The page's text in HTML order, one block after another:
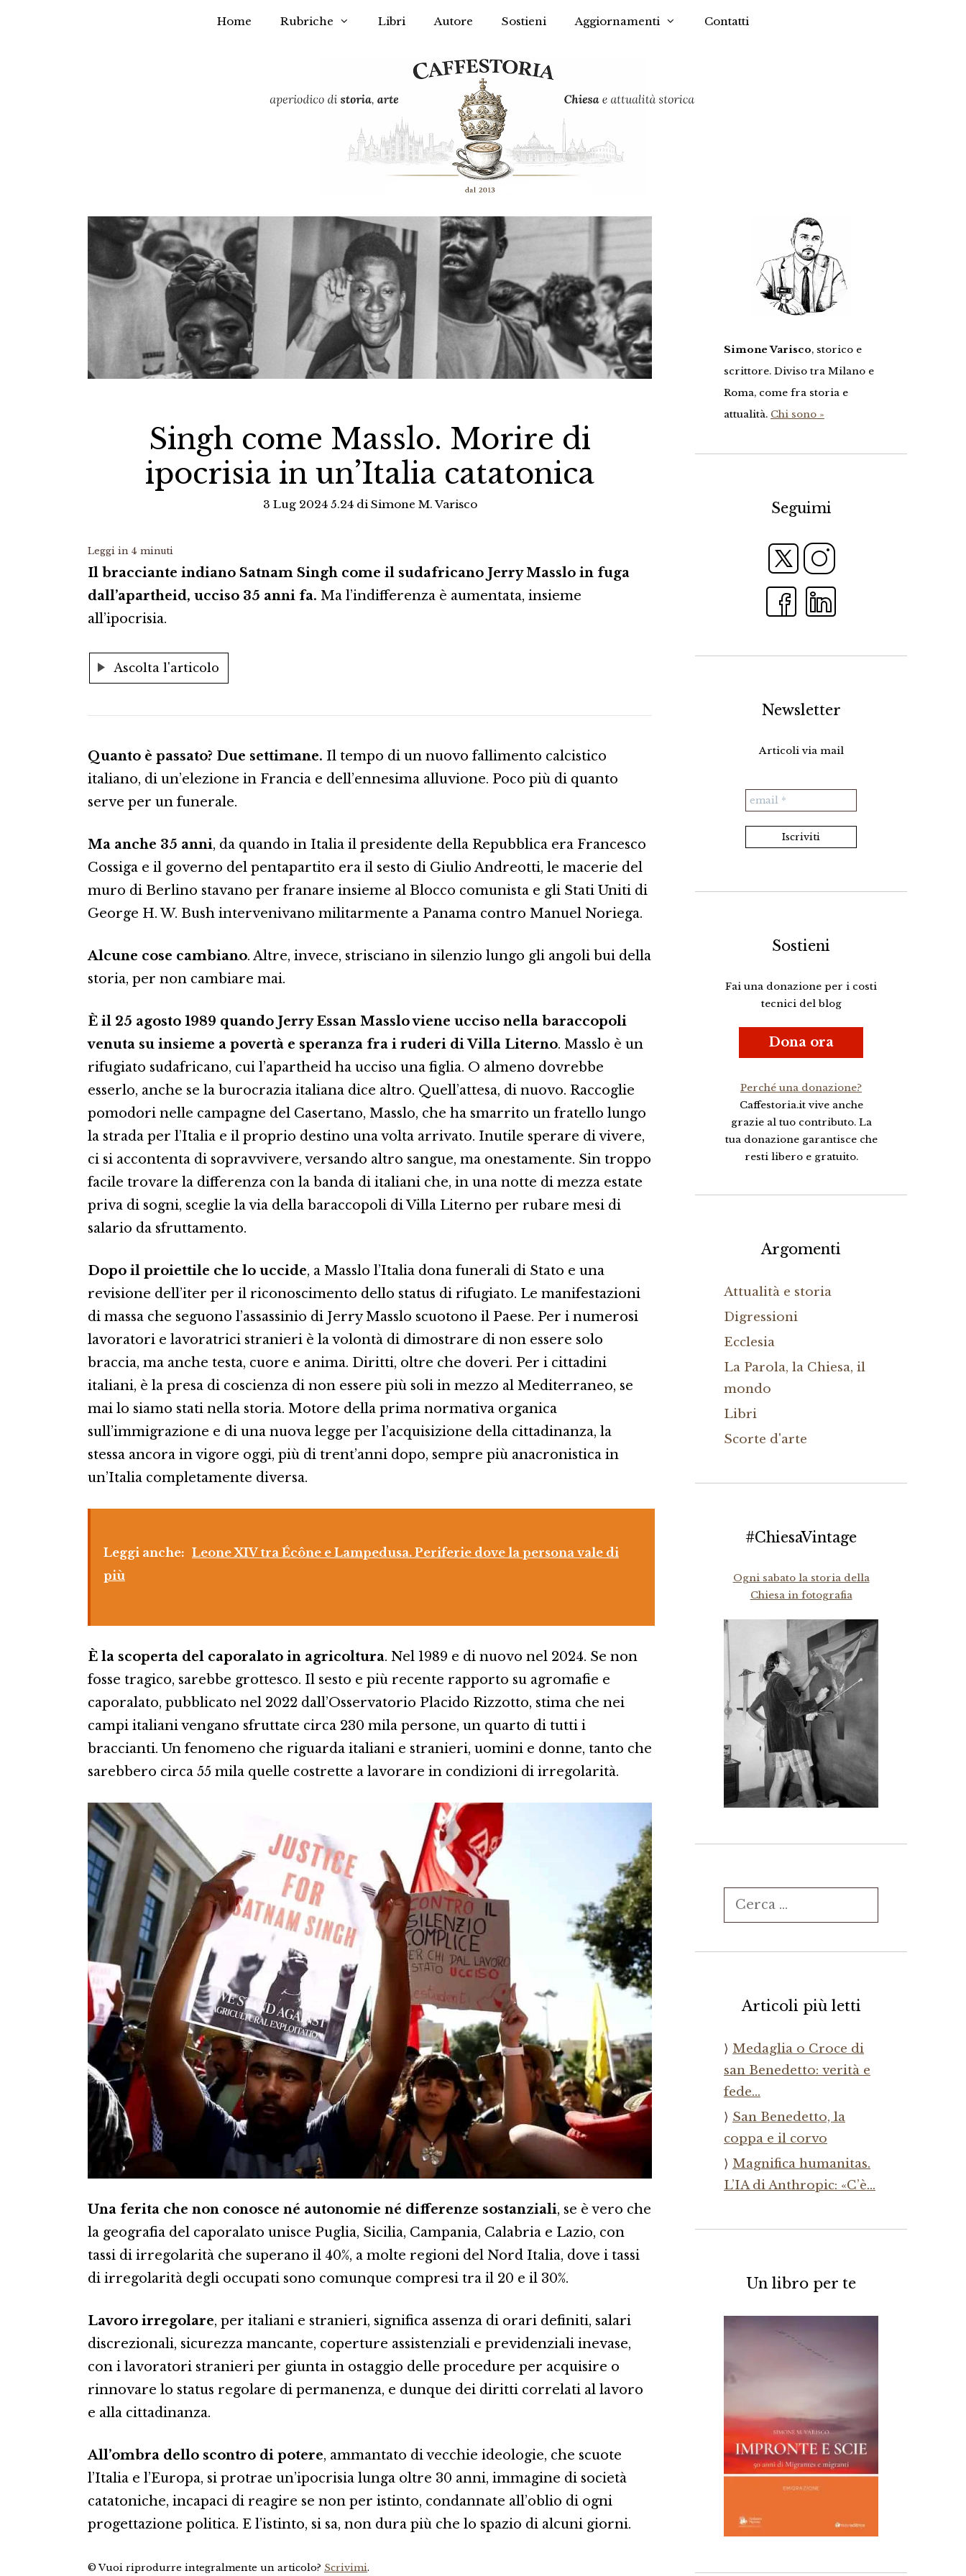
Home Rubriche Libri Autore Sostieni Aggiornamenti Contatti
Singh come Masslo. Morire di
ipocrisia in un’Italia catatonica
3 Lug 2024 5.24 diSimone M. Varisco
Leggi in 4 minuti
Il bracciante indiano Satnam Singh come il sudafricano Jerry Masslo in fuga
dall’apartheid, ucciso 35 anni fa. Ma l’indifferenza è aumentata, insieme
all’ipocrisia.
Ascolta l'articolo
Quanto è passato? Due settimane. Il tempo di un nuovo fallimento calcistico
italiano, di un’elezione in Francia e dell’ennesima alluvione. Poco più di quanto
serve per un funerale.
Ma anche 35 anni, da quando in Italia il presidente della Repubblica era Francesco
Cossiga e il governo del pentapartito era il sesto di Giulio Andreotti, le macerie del
muro di Berlino stavano per franare insieme al Blocco comunista e gli Stati Uniti di
George H. W. Bush intervenivano militarmente a Panama contro Manuel Noriega.
Alcune cose cambiano. Altre, invece, strisciano in silenzio lungo gli angoli bui della
storia, per non cambiare mai.
È il 25 agosto 1989 quando Jerry Essan Masslo viene ucciso nella baraccopoli
venuta su insieme a povertà e speranza fra i ruderi di Villa Literno. Masslo è un
rifugiato sudafricano, cui l’apartheid ha ucciso una figlia. O almeno dovrebbe
esserlo, anche se la burocrazia italiana dice altro. Quell’attesa, di nuovo. Raccoglie
pomodori nelle campagne del Casertano, Masslo, che ha smarrito un fratello lungo
la strada per l’Italia e il proprio destino una volta arrivato. Inutile sperare di vivere,
ci si accontenta di sopravvivere, versando altro sangue, ma onestamente. Sin troppo
facile trovare la differenza con la banda di italiani che, in una notte di mezza estate
priva di sogni, sceglie la via della baraccopoli di Villa Literno per rubare mesi di
salario da sfruttamento.
Dopo il proiettile che lo uccide, a Masslo l’Italia dona funerali di Stato e una
revisione dell’iter per il riconoscimento dello status di rifugiato. Le manifestazioni
di massa che seguono l’assassinio di Jerry Masslo scuotono il Paese. Per i numerosi
lavoratori e lavoratrici stranieri è la volontà di dimostrare di non essere solo
braccia, ma anche testa, cuore e anima. Diritti, oltre che doveri. Per i cittadini
italiani, è la presa di coscienza di non essere più soli in mezzo al Mediterraneo, se
mai lo siamo stati nella storia. Motore della prima normativa organica
sull’immigrazione e di una nuova legge per l’acquisizione della cittadinanza, la
stessa ancora in vigore oggi, più di trent’anni dopo, sempre più anacronistica in
un’Italia completamente diversa.
Leggi anche: Leone XIV tra Écône e Lampedusa. Periferie dove la persona vale di
più
È la scoperta del caporalato in agricoltura. Nel 1989 e di nuovo nel 2024. Se non
fosse tragico, sarebbe grottesco. Il sesto e più recente rapporto su agromafie e
caporalato, pubblicato nel 2022 dall’Osservatorio Placido Rizzotto, stima che nei
campi italiani vengano sfruttate circa 230 mila persone, un quarto di tutti i
braccianti. Un fenomeno che riguarda italiani e stranieri, uomini e donne, tanto che
sarebbero circa 55 mila quelle costrette a lavorare in condizioni di irregolarità.
Una ferita che non conosce né autonomie né differenze sostanziali, se è vero che
la geografia del caporalato unisce Puglia, Sicilia, Campania, Calabria e Lazio, con
tassi di irregolarità che superano il 40%, a molte regioni del Nord Italia, dove i tassi
di irregolarità degli occupati sono comunque compresi tra il 20 e il 30%.
Lavoro irregolare, per italiani e stranieri, significa assenza di orari definiti, salari
discrezionali, sicurezza mancante, coperture assistenziali e previdenziali inevase,
con i lavoratori stranieri per giunta in ostaggio delle procedure per acquisire o
rinnovare lo status regolare di permanenza, e dunque dei diritti correlati al lavoro
e alla cittadinanza.
All’ombra dello scontro di potere, ammantato di vecchie ideologie, che scuote
l’Italia e l’Europa, si protrae un’ipocrisia lunga oltre 30 anni, immagine di società
catatoniche, incapaci di reagire se non per istinto, condannate all’oblio di ogni
progettazione politica. E l’istinto, si sa, non dura più che lo spazio di alcuni giorni.
© Vuoi riprodurre integralmente un articolo? Scrivimi.
Simone Varisco, storico e
scrittore. Diviso tra Milano e
Roma, come fra storia e
attualità. Chi sono »
Seguimi
Newsletter
Articoli via mail
Sostieni
Fai una donazione per i costi
tecnici del blog
Dona ora
Perché una donazione?
Caffestoria.it vive anche
grazie al tuo contributo. La
tua donazione garantisce che
resti libero e gratuito.
Argomenti
Attualità e storia
Digressioni
Ecclesia
La Parola, la Chiesa, il
mondo
Libri
Scorte d'arte
#ChiesaVintage
Ogni sabato la storia della
Chiesa in fotografia
Ricerca
per:
Articoli più letti
Medaglia o Croce di
san Benedetto: verità e
fede…
San Benedetto, la
coppa e il corvo
Magnifica humanitas.
L’IA di Anthropic: «C’è…
Un libro per te